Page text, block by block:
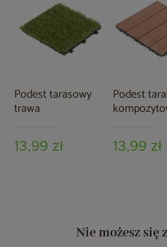
Podest tarasowy
trawa
13,99 zł
Podest
13,99 zł
Nie możesz się